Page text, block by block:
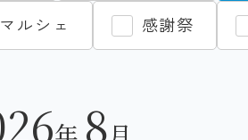
マルシェ 感謝祭
年 8月